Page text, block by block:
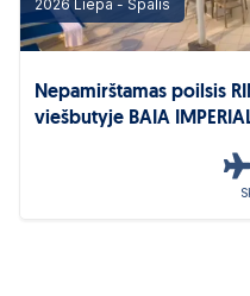
2026 Liepa - Spalis
Nepamirštamas poilsis
viešbutyje BAIA